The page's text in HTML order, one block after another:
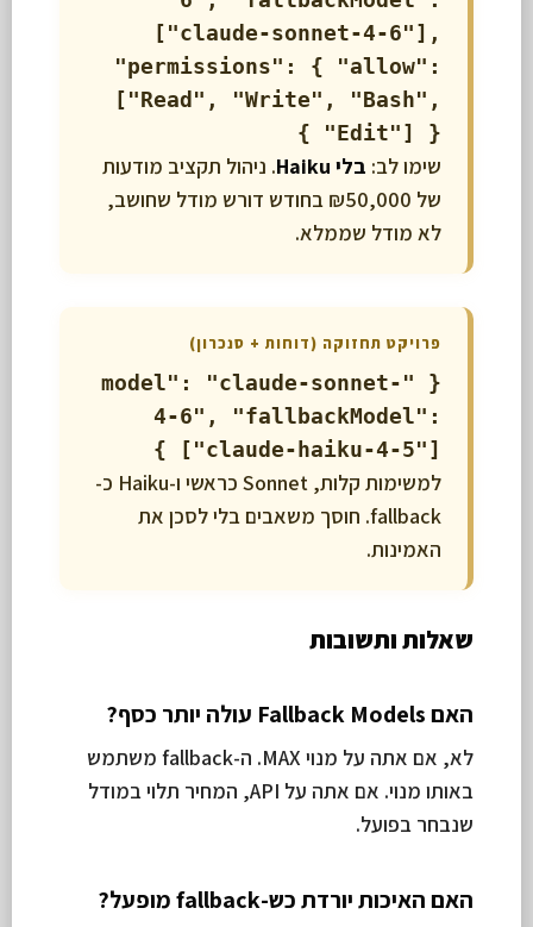
["claude-sonnet-4-6"],
"permissions": { "allow":
["Read", "Write", "Bash",
"Edit"] } }
שימו לב: בלי Haiku
. ניהול תקציב מודעות
של ₪50,000 בחודש דורש מודל שחושב,
לא מודל שממלא.
פרויקט תחזוקה (דוחות + סנכרון)
{ "model": "claude-sonnet-
4-6", "fallbackModel":
["claude-haiku-4-5"] }
למשימות קלות, Sonnet כראשי ו-Haiku כ-
fallback. חוסך משאבים בלי לסכן את
האמינות.
שאלות ותשובות
האם Fallback Models עולה יותר כסף?
לא, אם אתה על מנוי MAX. ה-fallback משתמש
באותו מנוי. אם אתה על API, המחיר תלוי במודל
שנבחר בפועל.
האם האיכות יורדת כש-fallback מופעל?